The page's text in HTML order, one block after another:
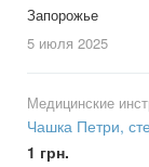
Запорожье
5 июля 2025
Медицинские
Чашка Петри,
1 грн.